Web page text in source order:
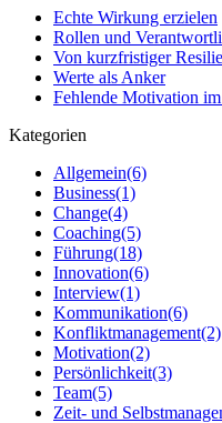
Echte Wirkung erzielen
Rollen und
Von kurzfristiger
Werte als Anker
Fehlende Motivation
Kategorien
Allgemein(6)
Business(1)
Change(4)
Coaching(5)
Führung(18)
Innovation(6)
Interview(1)
Kommunikation(6)
Konfliktmanagement(2)
Motivation(2)
Persönlichkeit(3)
Team(5)
Zeit- und